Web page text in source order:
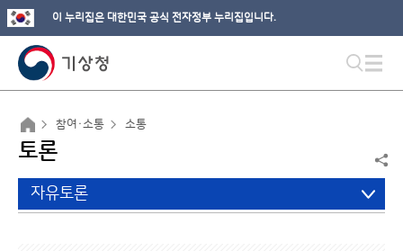
이 누리집은 대한민국 공식 전자정부 누리집입니다.
참여·소통 소통
토론
자유토론